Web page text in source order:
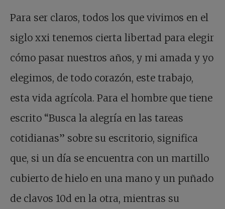
Para ser claros, todos los que vivimos en el
siglo xxi tenemos cierta libertad para elegir
cómo pasar nuestros años, y mi amada y yo
elegimos, de todo corazón, este trabajo,
esta vida agrícola. Para el hombre que tiene
escrito “Busca la alegría en las tareas
cotidianas” sobre su escritorio, significa
que, si un día se encuentra con un martillo
cubierto de hielo en una mano y un puñado
de clavos 10d en la otra, mientras su